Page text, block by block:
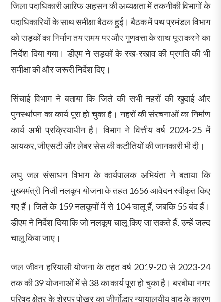
जिला पदाधिकारी आरिफ अहसन की अध्यक्षता में तकनीकी विभागों के
पदाधिकारियों के साथ समीक्षा बैठक हुई। बैठक में पथ प्रमंडल विभाग
को सड़कों का निर्माण तय समय पर और गुणवत्ता के साथ पूरा करने का
निर्देश दिया गया। डीएम ने सड़कों के रख-रखाव की प्रगति की भी
समीक्षा की और जरूरी निर्देश दिए।
सिंचाई विभाग ने बताया कि जिले की सभी नहरों की खुदाई और
पुनर्स्थापन का कार्य पूरा हो चुका है। नहरों की संरचनाओं का निर्माण
कार्य अभी प्रक्रियाधीन है। विभाग ने वित्तीय वर्ष 2024-25 में
आयकर, जीएसटी और लेबर सेस की कटौतियों की जानकारी भी दी।
लघु जल संसाधन विभाग के कार्यपालक अभियंता ने बताया कि
मुख्यमंत्री निजी नलकूप योजना के तहत 1656 आवेदन स्वीकृत किए
गए हैं। जिले के 159 नलकूपों में से 104 चालू हैं, जबकि 55 बंद हैं।
डीएम ने निर्देश दिया कि जो नलकूप चालू किए जा सकते हैं, उन्हें जल्द
चालू किया जाए।
जल जीवन हरियाली योजना के तहत वर्ष 2019-20 से 2023-24
तक की 39 योजनाओं में से 38 का कार्य पूरा हो चुका है। बरबीघा नगर
परिषद क्षेत्र के शेरपर पोखर का जीर्णोद्धार न्यायालयीय वाद के कारण